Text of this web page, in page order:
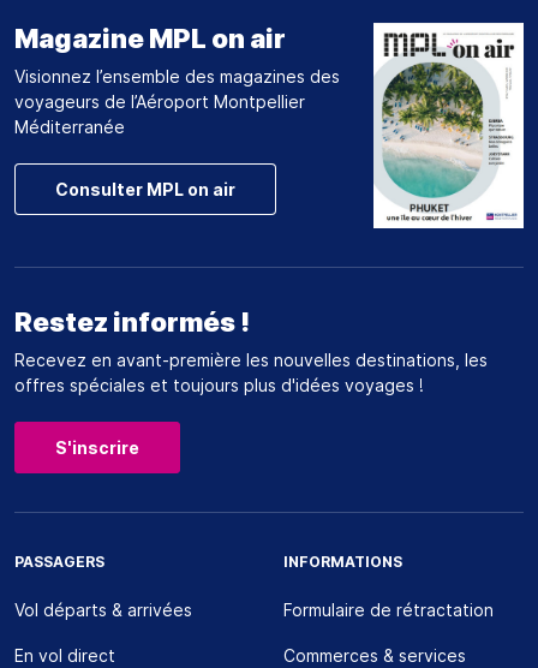
Magazine MPL on air
Visionnez l’ensemble des magazines des
voyageurs de l’Aéroport Montpellier
Méditerranée
Consulter MPL on air
Restez informés !
Recevez en avant-première les nouvelles destinations, les
offres spéciales et toujours plus d'idées voyages !
S'inscrire
PASSAGERS
Vol départs & arrivées
En vol direct
INFORMATIONS
Formulaire de rétractation
Commerces & services